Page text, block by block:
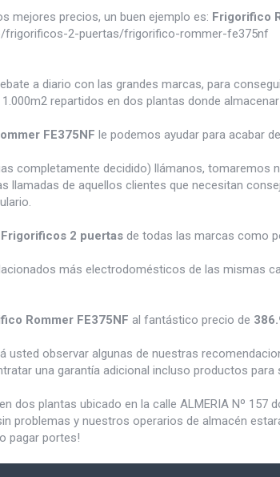
mejores precios, un buen ejemplo es: Frigorifico
2-puertas/frigorifico-rommer-fe375nf
a diario con las grandes marcas, para
repartidos en dos plantas donde
FE375NF le podemos ayudar para acabar
completamente decidido) llámanos,
llamadas de aquellos clientes que necesitan
Frigorificos 2 puertas de todas las marcas como
más electrodomésticos de las mismas
Rommer FE375NF al fantástico precio de
usted observar algunas de nuestras
una garantía adicional incluso productos para
dos plantas ubicado en la calle ALMERIA Nº 157
problemas y nuestros operarios de almacén
pagar portes!